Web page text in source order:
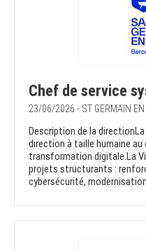
Chef de service
23/06/2026 - ST GERMAIN EN
Description de la
direction à taille humaine
transformation digitale.La
projets structurants :
cybersécurité,